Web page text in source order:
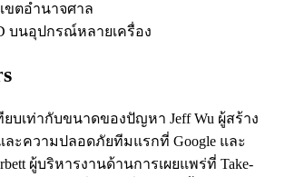
ขตอำนาจศาล
บเท่ากับขนาดของปัญหา Jeff Wu ผู้สร้าง
ละความปลอดภัยทีมแรกที่ Google และ
ผู้บริหารงานด้านการเผยแพร่ที่ Take-